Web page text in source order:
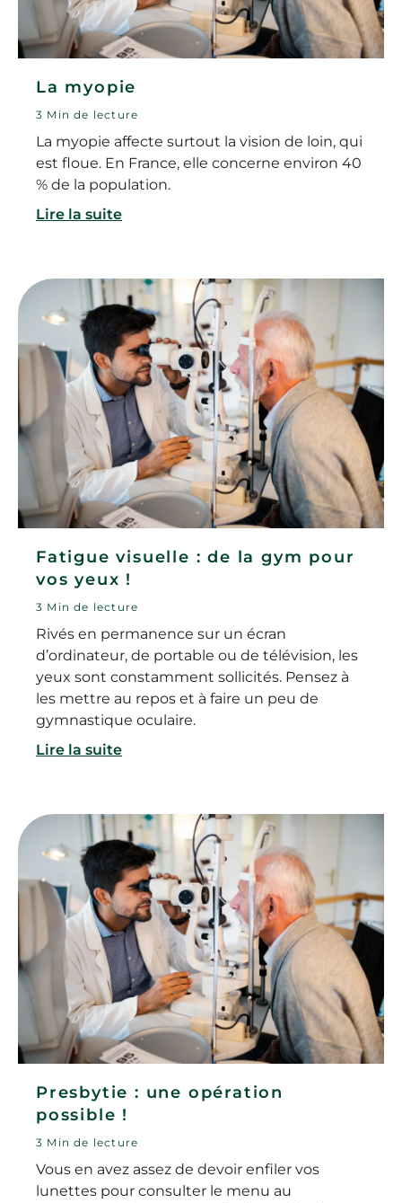
La myopie
3 Min de lecture
La myopie affecte surtout la vision de loin, qui
est floue. En France, elle concerne environ 40
% de la population.
Lire la suite
Fatigue visuelle : de la gym pour
vos yeux !
3 Min de lecture
Rivés en permanence sur un écran
d’ordinateur, de portable ou de télévision, les
yeux sont constamment sollicités. Pensez à
les mettre au repos et à faire un peu de
gymnastique oculaire.
Lire la suite
Presbytie : une opération
possible !
3 Min de lecture
Vous en avez assez de devoir enfiler vos
lunettes pour consulter le menu au